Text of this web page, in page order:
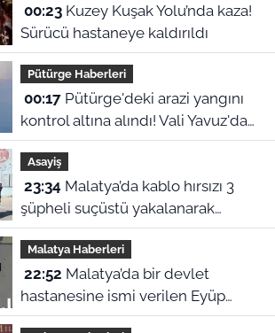
00:23Kuzey Kuşak Yolu’nda kaza!
Sürücü hastaneye kaldırıldı
Pütürge Haberleri
00:17Pütürge'deki arazi yangını
kontrol altına alındı! Vali Yavuz'dan
çağrı
Asayiş
23:34
şüpheli suçüstü yakalanarak
tutuklandı
Malatya Haberleri
22:52
hastanesine ismi verilen Eyüp
Hacıoğlu kimdir? İşte duygu dolu